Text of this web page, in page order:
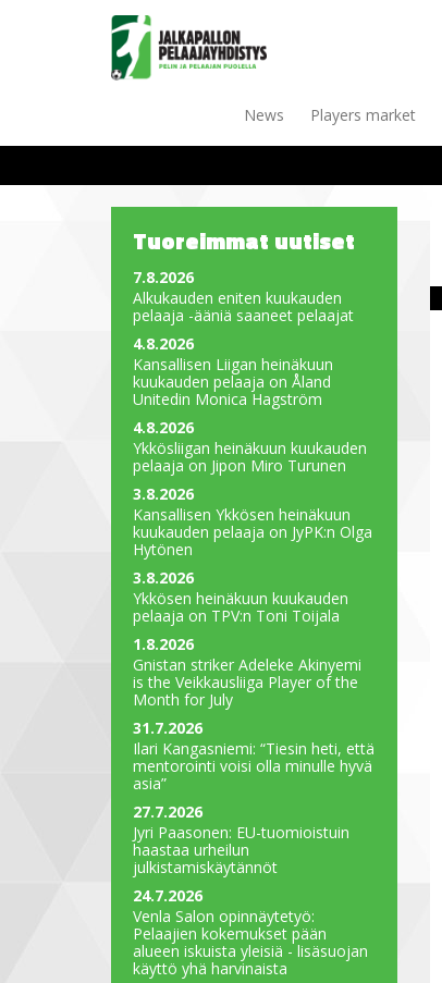
News Players market
Tuoreimmat uutiset
7.8.2026
Alkukauden eniten kuukauden
pelaaja -ääniä saaneet pelaajat
4.8.2026
Kansallisen Liigan heinäkuun
kuukauden pelaaja on Åland
Unitedin Monica Hagström
4.8.2026
Ykkösliigan heinäkuun kuukauden
pelaaja on Jipon Miro Turunen
3.8.2026
Kansallisen Ykkösen heinäkuun
kuukauden pelaaja on JyPK:n Olga
Hytönen
3.8.2026
Ykkösen heinäkuun kuukauden
pelaaja on TPV:n Toni Toijala
1.8.2026
Gnistan striker Adeleke Akinyemi
is the Veikkausliiga Player of the
Month for July
31.7.2026
Ilari Kangasniemi: “Tiesin heti, että
mentorointi voisi olla minulle hyvä
asia”
27.7.2026
Jyri Paasonen: EU-tuomioistuin
haastaa urheilun
julkistamiskäytännöt
24.7.2026
Venla Salon opinnäytetyö:
Pelaajien kokemukset pään
alueen iskuista yleisiä - lisäsuojan
käyttö yhä harvinaista